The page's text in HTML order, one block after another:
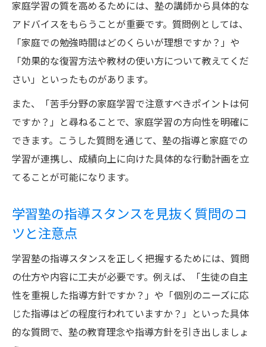
家庭学習の質を高めるためには、塾の講師から具体的な
アドバイスをもらうことが重要です。質問例としては、
「家庭での勉強時間はどのくらいが理想ですか？」や
「効果的な復習方法や教材の使い方について教えてくだ
さい」といったものがあります。
また、「苦手分野の家庭学習で注意すべきポイントは何
ですか？」と尋ねることで、家庭学習の方向性を明確に
できます。こうした質問を通じて、塾の指導と家庭での
学習が連携し、成績向上に向けた具体的な行動計画を立
てることが可能になります。
学習塾の指導スタンスを見抜く質問のコ
ツと注意点
学習塾の指導スタンスを正しく把握するためには、質問
の仕方や内容に工夫が必要です。例えば、「生徒の自主
性を重視した指導方針ですか？」や「個別のニーズに応
じた指導はどの程度行われていますか？」といった具体
的な質問で、塾の教育理念や指導方針を引き出しましょ